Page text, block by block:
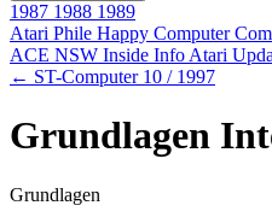
1987 1988 1989
Atari Phile Happy Computer
ACE NSW Inside Info Atari
← ST-Computer 10 / 1997
Grundlagen
Grundlagen